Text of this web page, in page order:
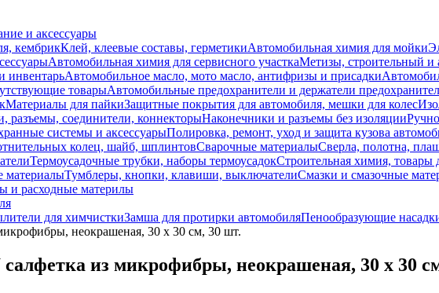
и аксессуары
кембрикКлей, клеевые составы, герметикиАвтомобильная химия для мойки
Автомобильная химия для сервисного участкаМетизы, строительный
инвентарьАвтомобильное масло, мото масло, антифризы и присадки
товарыАвтомобильные предохранители и держатели
Материалы для пайкиЗащитные покрытия для автомобиля, мешки для колес
разъемы, соединители, коннекторыНаконечники и разъемы без изоляции
системы и аксессуарыПолировка, ремонт, уход и защита кузова
колец, шайб, шплинтовСварочные материалыСверла, полотна,
Термоусадочные трубки, наборы термоусадокСтроительная химия, товары
материалыТумблеры, кнопки, клавиши, выключателиСмазки и смазочные
и расходные материлы
для химчисткиЗамша для протирки автомобиляПенообразующие
неокрашеная, 30 х 30 см, 30 шт.
салфетка из микрофибры, неокрашеная, 30 х 30